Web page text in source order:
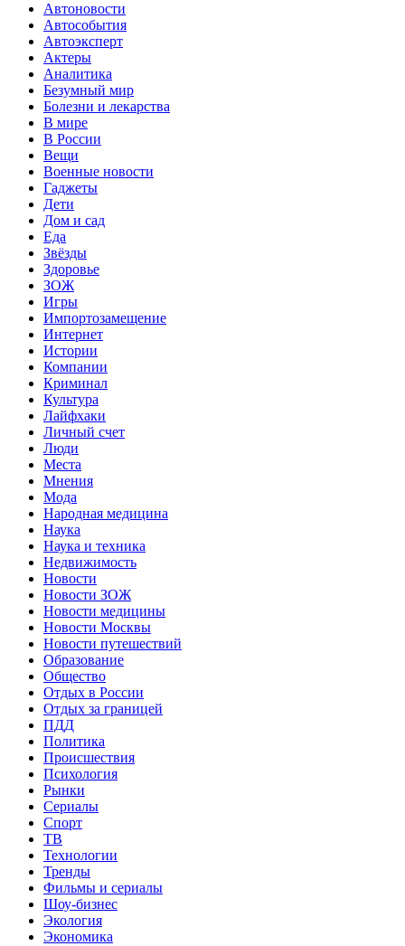
Автоновости
Автособытия
Автоэксперт
Актеры
Аналитика
Безумный мир
Болезни и лекарства
В мире
В России
Вещи
Военные новости
Гаджеты
Дети
Дом и сад
Еда
Звёзды
Здоровье
ЗОЖ
Игры
Импортозамещение
Интернет
Истории
Компании
Криминал
Культура
Лайфхаки
Личный счет
Люди
Места
Мнения
Мода
Народная медицина
Наука
Наука и техника
Недвижимость
Новости
Новости ЗОЖ
Новости медицины
Новости Москвы
Новости путешествий
Образование
Общество
Отдых в России
Отдых за границей
ПДД
Политика
Происшествия
Психология
Рынки
Сериалы
Спорт
ТВ
Технологии
Тренды
Фильмы и сериалы
Шоу-бизнес
Экология
Экономика